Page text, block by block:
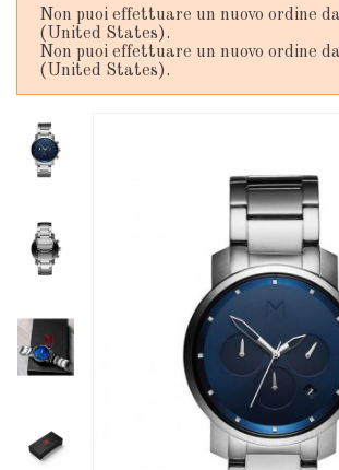
Non puoi effettuare un nuovo ordine
(United States).
Non puoi effettuare un nuovo ordine
(United States).